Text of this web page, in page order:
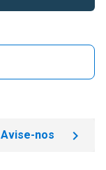
Avise-nos